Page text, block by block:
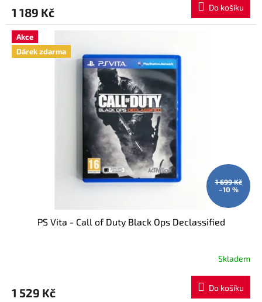
je
5,0
5
hvězdiček.
1 189 Kč Do košíku
Akce
Dárek zdarma
1 699 Kč
–10 %
PS Vita - Call of Duty Black Ops Declassified
Skladem
1 529 Kč Do košíku